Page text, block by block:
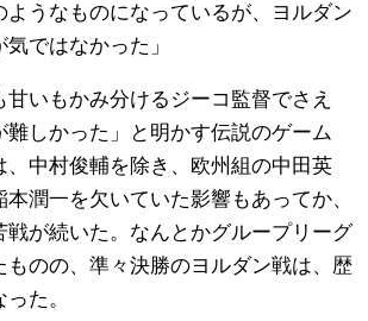
うなものになっているが、ヨルダン
ではなかった」
いもかみ分けるジーコ監督でさえ
難しかった」と明かす伝説のゲーム
、中村俊輔を除き、欧州組の中田英
潤一を欠いていた影響もあってか、
戦が続いた。なんとかグループリーグ
ものの、準々決勝のヨルダン戦は、歴
た。